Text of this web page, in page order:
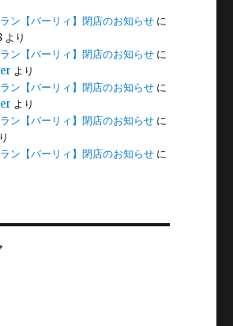
ン【バーリィ】閉店のお知らせ に
より
ン【バーリィ】閉店のお知らせ に
より
ン【バーリィ】閉店のお知らせ に
より
ン【バーリィ】閉店のお知らせ に
ン【バーリィ】閉店のお知らせ に